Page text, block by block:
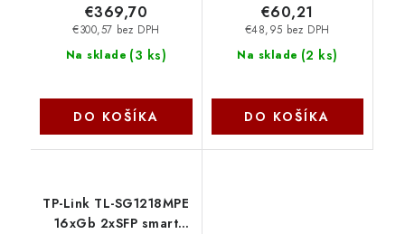
Na sklade (3 ks)
€300,57 bez DPH
€369,70
DO KOŠÍKA
Na sklade (2 ks)
€48,95 bez DPH
€60,21
DO KOŠÍKA
TP-Link TL-SG1218MPE
16xGb 2xSFP smart